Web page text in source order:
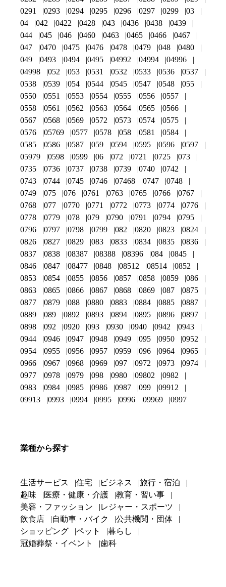
0291
0293 0294 0295 0296 0297 0299
03
04
042 0422 0428 043 0436 0438
0439
044
045 046 0460 0463 0465 0466
0467
047
0470 0475 0476 0478 0479 048
0480
049
0493 0494 0495 04992 04994
04996
04998
052 053 0531 0532 0533 0536
0537
0538
0539 054 0544 0545 0547 0548
055
0550
0551 0553 0554 0555 0556
0557
0558
0561 0562 0563 0564 0565
0566
0567
0568 0569 0572 0573 0574
0575
0576
05769 0577 0578 058 0581
0584
0585
0586 0587 059 0594 0595 0596
0597
05979
0598 0599 06 072 0721 0725
073
0735
0736 0737 0738 0739 0740
0742
0743
0744 0745 0746 07468 0747
0748
0749
075 076 0761 0763 0765 0766
0767
0768
077 0770 0771 0772 0773 0774
0776
0778
0779 078 079 0790 0791 0794
0795
0796
0797 0798 0799 082 0820 0823
0824
0826
0827 0829 083 0833 0834 0835
0836
0837
0838 08387 08388 08396 084
0845
0846
0847 08477 0848 08512 08514
0852
0853
0854 0855 0856 0857 0858 0859
086
0863
0865 0866 0867 0868 0869 087
0875
0877
0879 088 0880 0883 0884 0885
0887
0889
089 0892 0893 0894 0895 0896
0897
0898
092 0920 093 0930 0940 0942
0943
0944
0946 0947 0948 0949 095 0950
0952
0954
0955 0956 0957 0959 096 0964
0965
0966
0967 0968 0969 097 0972 0973
0974
0977
0978 0979 098 0980 09802
0982
0983
0984 0985 0986 0987 099
09912
09913
0993 0994 0995 0996 09969 0997
業種から探す
生活サービス 住宅 ビジネス
旅行・宿泊
趣味
医療・健康・介護
教育・習い事
美容・ファッション
レジャー・スポーツ
飲食店
自動車・バイク
公共機関・団体
ショッピング
ペット
暮らし
冠婚葬祭・イベント
歯科